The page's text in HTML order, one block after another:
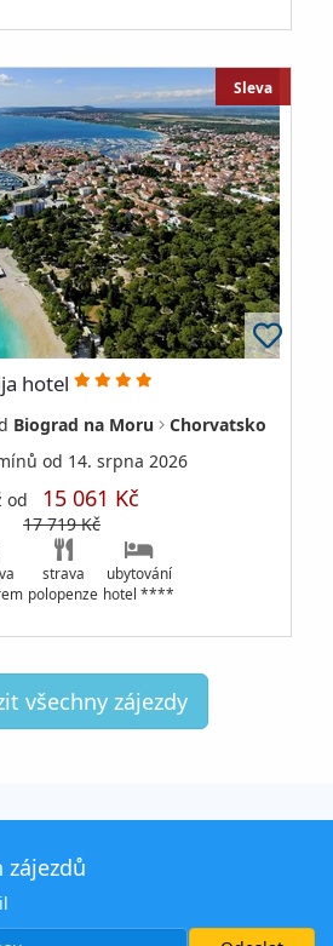
Sleva
hotel
Biograd na Moru
Chorvatsko
od 14. srpna 2026
od 15 061 Kč
17 719 Kč
strava
polopenze
ubytování
hotel ****
všechny zájezdy